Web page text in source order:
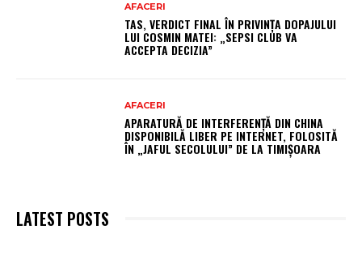
AFACERI
TAS, VERDICT FINAL ÎN PRIVINȚA DOPAJULUI
LUI COSMIN MATEI: „SEPSI CLUB VA
ACCEPTA DECIZIA”
AFACERI
APARATURĂ DE INTERFERENȚĂ DIN CHINA
DISPONIBILĂ LIBER PE INTERNET, FOLOSITĂ
ÎN „JAFUL SECOLULUI” DE LA TIMIȘOARA
LATEST POSTS